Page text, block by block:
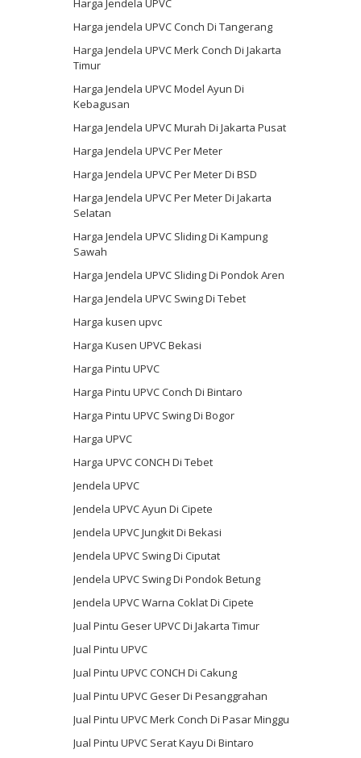
Harga Jendela UPVC
Harga jendela UPVC Conch Di Tangerang
Harga Jendela UPVC Merk Conch Di Jakarta
Timur
Harga Jendela UPVC Model Ayun Di
Kebagusan
Harga Jendela UPVC Murah Di Jakarta Pusat
Harga Jendela UPVC Per Meter
Harga Jendela UPVC Per Meter Di BSD
Harga Jendela UPVC Per Meter Di Jakarta
Selatan
Harga Jendela UPVC Sliding Di Kampung
Sawah
Harga Jendela UPVC Sliding Di Pondok Aren
Harga Jendela UPVC Swing Di Tebet
Harga kusen upvc
Harga Kusen UPVC Bekasi
Harga Pintu UPVC
Harga Pintu UPVC Conch Di Bintaro
Harga Pintu UPVC Swing Di Bogor
Harga UPVC
Harga UPVC CONCH Di Tebet
Jendela UPVC
Jendela UPVC Ayun Di Cipete
Jendela UPVC Jungkit Di Bekasi
Jendela UPVC Swing Di Ciputat
Jendela UPVC Swing Di Pondok Betung
Jendela UPVC Warna Coklat Di Cipete
Jual Pintu Geser UPVC Di Jakarta Timur
Jual Pintu UPVC
Jual Pintu UPVC CONCH Di Cakung
Jual Pintu UPVC Geser Di Pesanggrahan
Jual Pintu UPVC Merk Conch Di Pasar Minggu
Jual Pintu UPVC Serat Kayu Di Bintaro